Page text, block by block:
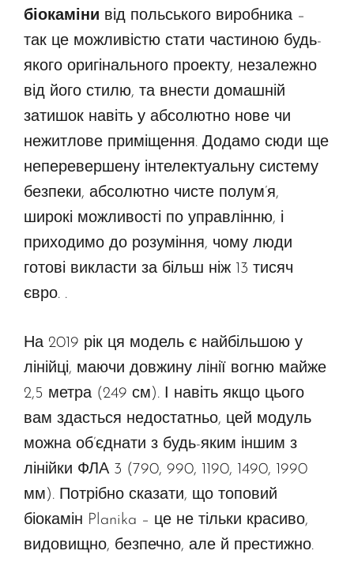
біокаміни від польського виробника –
так це можливістю стати частиною будь-
якого оригінального проекту, незалежно
від його стилю, та внести домашній
затишок навіть у абсолютно нове чи
нежитлове приміщення. Додамо сюди ще
неперевершену інтелектуальну систему
безпеки, абсолютно чисте полум’я,
широкі можливості по управлінню, і
приходимо до розуміння, чому люди
готові викласти за більш ніж 13 тисяч
євро. .
На 2019 рік ця модель є найбільшою у
лінійці, маючи довжину лінії вогню майже
2,5 метра (249 см). І навіть якщо цього
вам здасться недостатньо, цей модуль
можна об’єднати з будь-яким іншим з
лінійки ФЛА 3 (790, 990, 1190, 1490, 1990
мм). Потрібно сказати, що топовий
біокамін Planika – це не тільки красиво,
видовищно, безпечно, але й престижно.